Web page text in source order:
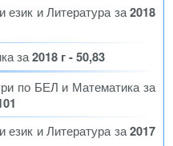
език и Литература за2018
за2018 г - 50,83
по БЕЛ и Математика за
език и Литература за2017